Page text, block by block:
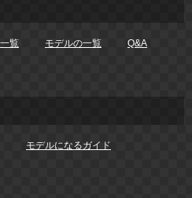
覧 モデルの一覧 Q&A
モデルになるガイド